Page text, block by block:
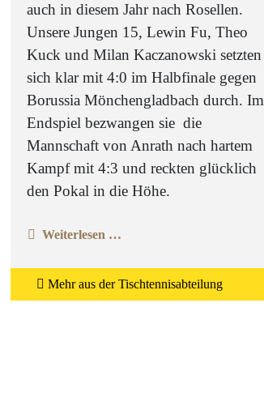
auch in diesem Jahr nach Rosellen.
Unsere Jungen 15, Lewin Fu, Theo
Kuck und Milan Kaczanowski setzten
sich klar mit 4:0 im Halbfinale gegen
Borussia Mönchengladbach durch. Im
Endspiel bezwangen sie die
Mannschaft von Anrath nach hartem
Kampf mit 4:3 und reckten glücklich
den Pokal in die Höhe.
Weiterlesen …
Mehr aus der Tischtennisabteilung